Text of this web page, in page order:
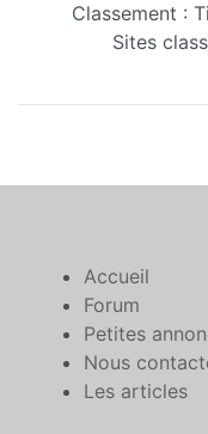
Classement :
Sites
Accueil
Forum
Petites
Nous
Les articles